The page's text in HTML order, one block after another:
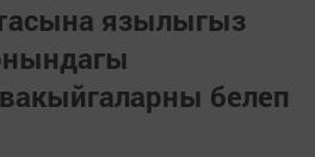
язылыгыз
белеп